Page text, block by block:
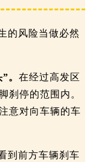
的风险当做必然
。 在经过高发区
刹停的范围内。
意对向车辆的车
到前方车辆刹车